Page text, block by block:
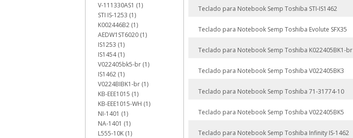
V-111330AS1 (1)
STI IS-1253 (1)
K002446B2 (1)
AEDW1ST6020 (1)
IS1253 (1)
IS1454 (1)
V022405bk5-br (1)
IS1462 (1)
V0224BIBK1-br (1)
KB-EEE1015 (1)
KB-EEE1015-WH (1)
NI-1401 (1)
NA-1401 (1)
L555-10K (1)
Teclado para Notebook Semp Toshiba STI-IS1462
Teclado para Notebook Semp Toshiba Evolute SFX35
Teclado para Notebook Semp Toshiba K022405BK1-br
Teclado para Notebook Semp Toshiba V022405BK3
Teclado para Notebook Semp Toshiba 71-31774-10
Teclado para Notebook Semp Toshiba V022405BK5
Teclado para Notebook Semp Toshiba Infinity IS-1462